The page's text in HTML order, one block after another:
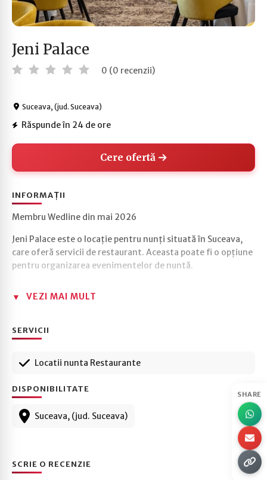
SHARE
Jeni Palace
0 (0 recenzii)
Suceava, (jud. Suceava)
Răspunde în 24 de ore
Cere ofertă
INFORMAȚII
Membru Wedline din mai 2026
Jeni Palace este o locație pentru nunți situată în Suceava,
care oferă servicii de restaurant. Aceasta poate fi o opțiune
pentru organizarea evenimentelor de nuntă.
VEZI MAI MULT
SERVICII
Locatii nunta Restaurante
DISPONIBILITATE
Suceava, (jud. Suceava)
SCRIE O RECENZIE